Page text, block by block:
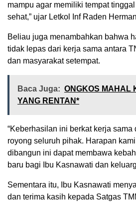
mampu agar memiliki tempat
sehat,” ujar Letkol Inf Raden
Beliau juga menambahkan bahwa
tidak lepas dari kerja sama antara
dan masyarakat setempat.
Baca Juga: ONGKOS MAHAL
YANG RENTAN*
“Keberhasilan ini berkat kerja sama
royong seluruh pihak. Harapan
dibangun ini dapat membawa
baru bagi Ibu Kasnawati dan
Sementara itu, Ibu Kasnawati
dan terima kasih kepada Satgas